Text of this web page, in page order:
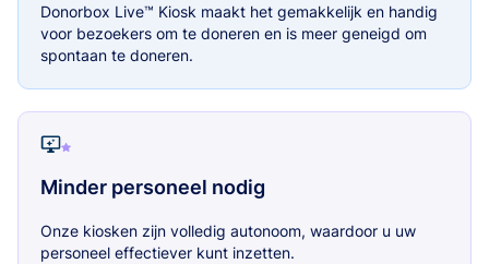
Donorbox Live™ Kiosk maakt het gemakkelijk en handig
voor bezoekers om te doneren en is meer geneigd om
spontaan te doneren.
Minder personeel nodig
Onze kiosken zijn volledig autonoom, waardoor u uw
personeel effectiever kunt inzetten.